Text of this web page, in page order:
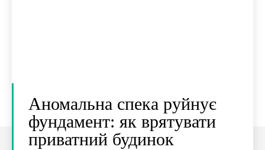
Аномальна спека руйнує
фундамент: як врятувати
приватний будинок